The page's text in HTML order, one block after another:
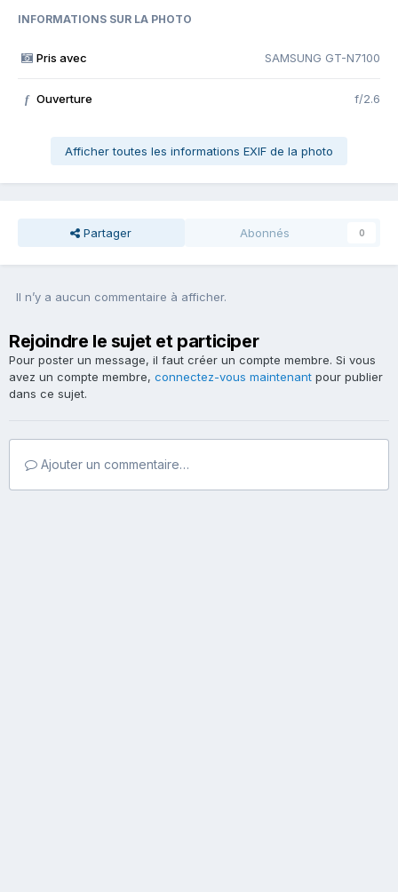
INFORMATIONS SUR LA PHOTO
Pris avec SAMSUNG GT-N7100
f Ouverture f/2.6
Afficher toutes les informations EXIF de la photo
Partager Abonnés 0
Il n’y a aucun commentaire à afficher.
Rejoindre le sujet et participer
Pour poster un message, il faut créer un compte membre. Si vous
avez un compte membre, connectez-vous maintenant pour publier
dans ce sujet.
Ajouter un commentaire…